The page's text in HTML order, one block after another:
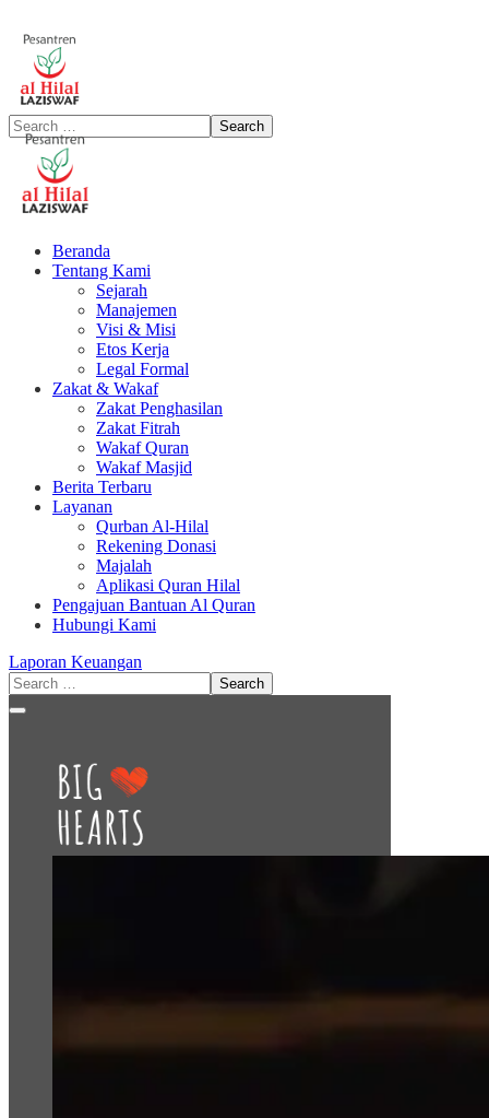
Beranda
Tentang Kami
Sejarah
Manajemen
Visi & Misi
Etos Kerja
Legal Formal
Zakat & Wakaf
Zakat Penghasilan
Zakat Fitrah
Wakaf Quran
Wakaf Masjid
Berita Terbaru
Layanan
Qurban Al-Hilal
Rekening Donasi
Majalah
Aplikasi Quran Hilal
Pengajuan Bantuan Al Quran
Hubungi Kami
Laporan Keuangan